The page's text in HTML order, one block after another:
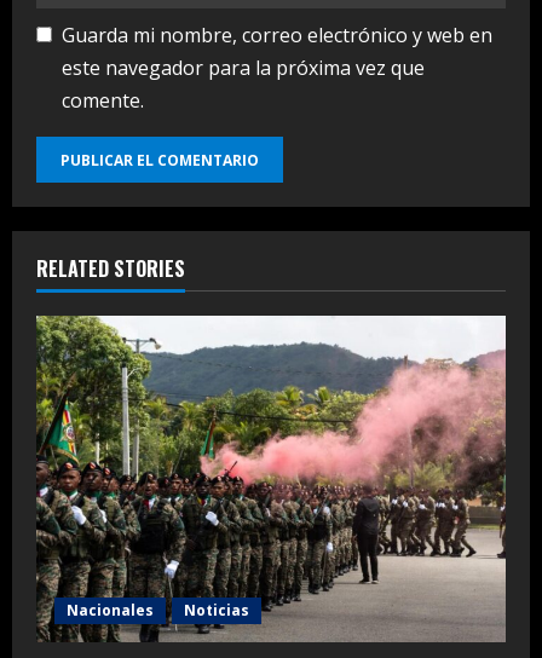
Guarda mi nombre, correo electrónico y web en
este navegador para la próxima vez que
comente.
RELATED STORIES
Nacionales Noticias